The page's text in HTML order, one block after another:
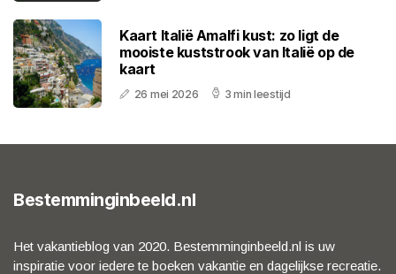
Kaart Italië Amalfi kust: zo ligt de
mooiste kuststrook van Italië op de
kaart
26 mei 2026 3 min leestijd
Bestemminginbeeld.nl
Het vakantieblog van 2020. Bestemminginbeeld.nl is uw
inspiratie voor iedere te boeken vakantie en dagelijkse recreatie.